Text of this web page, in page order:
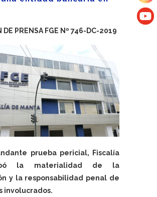
DE PRENSA FGE Nº 746-DC-2019
prueba pericial, Fiscalía
la materialidad de la
y la responsabilidad penal de
involucrados.